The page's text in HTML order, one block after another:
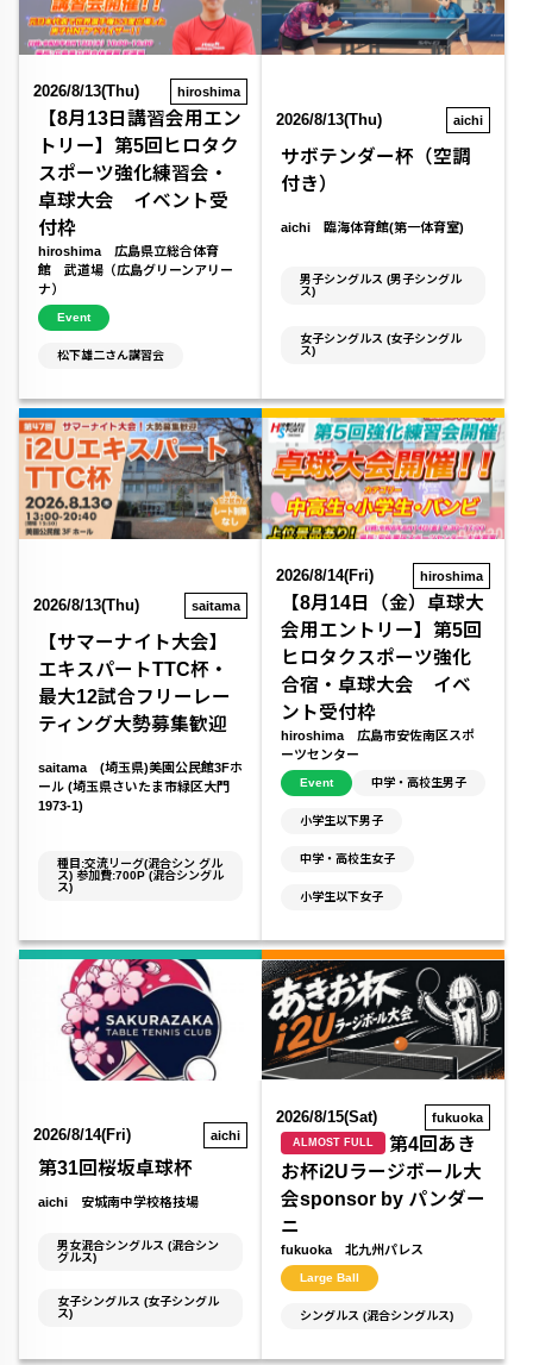
2026/8/13(Thu) hiroshima
【8月13日講習会用エン
トリー】第5回ヒロタク
スポーツ強化練習会・
卓球大会 イベント受
付枠
hiroshima 広島県立総合体育
館 武道場（広島グリーンアリー
ナ）
Event
松下雄二さん講習会
2026/8/13(Thu) aichi
サボテンダー杯（空調
付き）
aichi 臨海体育館(第一体育室)
男子シングルス (男子シングル
ス)
女子シングルス (女子シングル
ス)
2026/8/13(Thu) saitama
【サマーナイト大会】
エキスパートTTC杯・
最大12試合フリーレー
ティング大勢募集歓迎
saitama (埼玉県)美園公民館3Fホ
ール (埼玉県さいたま市緑区大門
1973-1)
種目:交流リーグ(混合シン グル
ス) 参加費:700P (混合シングル
ス)
2026/8/14(Fri) hiroshima
【8月14日（金）卓球大
会用エントリー】第5回
ヒロタクスポーツ強化
合宿・卓球大会 イベ
ント受付枠
hiroshima 広島市安佐南区スポ
ーツセンター
Event 中学・高校生男子
小学生以下男子
中学・高校生女子
小学生以下女子
2026/8/14(Fri) aichi
第31回桜坂卓球杯
aichi 安城南中学校格技場
男女混合シングルス (混合シン
グルス)
女子シングルス (女子シングル
ス)
2026/8/15(Sat) fukuoka
ALMOST FULL
第4回あき
お杯i2Uラージボール大
会sponsor by パンダー
ニ
fukuoka 北九州パレス
Large Ball
シングルス (混合シングルス)